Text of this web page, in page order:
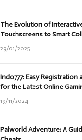
The Evolution of
Touchscreens to Smart
29/01/2025
Indo777: Easy Registration
for the Latest Online
19/11/2024
Palworld Adventure: A